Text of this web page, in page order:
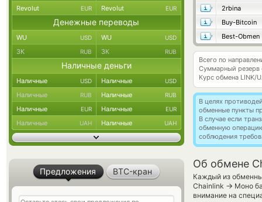
2rbina
Buy-Bitcoin
Best-Obmen
Всего по
Суммарный резерв
Курс обмена LINK/
В целях
обменные пункты
В случае если
обменную
соблюдения
Об обмене
Каждый из
Chainlink → Моно
внимание на
Revolut EUR Revolut EUR
Денежные переводы
WU USD WU USD
ЗК RUB ЗК RUB
Наличные деньги
Наличные USD Наличные USD
Наличные RUB Наличные RUB
Наличные EUR Наличные EUR
Наличные UAH Наличные UAH
Предложения BTC-кран